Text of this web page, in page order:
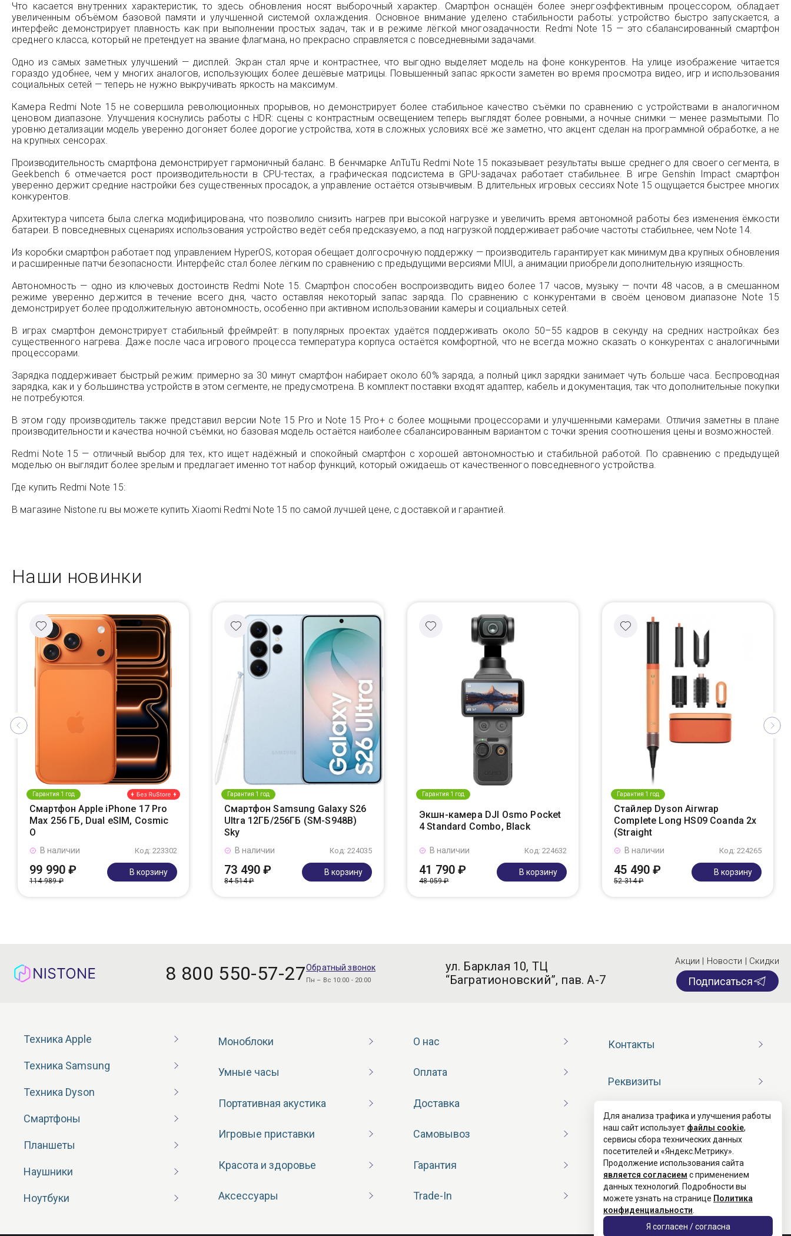
Что касается внутренних характеристик, то здесь обновления носят выборочный характер. Смартфон оснащён более энергоэффективным процессором, обладает
увеличенным объёмом базовой памяти и улучшенной системой охлаждения. Основное внимание уделено стабильности работы: устройство быстро запускается, а
интерфейс демонстрирует плавность как при выполнении простых задач, так и в режиме лёгкой многозадачности. Redmi Note 15 — это сбалансированный смартфон
среднего класса, который не претендует на звание флагмана, но прекрасно справляется с повседневными задачами.
Одно из самых заметных улучшений — дисплей. Экран стал ярче и контрастнее, что выгодно выделяет модель на фоне конкурентов. На улице изображение читается
гораздо удобнее, чем у многих аналогов, использующих более дешёвые матрицы. Повышенный запас яркости заметен во время просмотра видео, игр и использования
социальных сетей — теперь не нужно выкручивать яркость на максимум.
Камера Redmi Note 15 не совершила революционных прорывов, но демонстрирует более стабильное качество съёмки по сравнению с устройствами в аналогичном
ценовом диапазоне. Улучшения коснулись работы с HDR: сцены с контрастным освещением теперь выглядят более ровными, а ночные снимки — менее размытыми. По
уровню детализации модель уверенно догоняет более дорогие устройства, хотя в сложных условиях всё же заметно, что акцент сделан на программной обработке, а не
на крупных сенсорах.
Производительность смартфона демонстрирует гармоничный баланс. В бенчмарке AnTuTu Redmi Note 15 показывает результаты выше среднего для своего сегмента, в
Geekbench 6 отмечается рост производительности в CPU-тестах, а графическая подсистема в GPU-задачах работает стабильнее. В игре Genshin Impact смартфон
уверенно держит средние настройки без существенных просадок, а управление остаётся отзывчивым. В длительных игровых сессиях Note 15 ощущается быстрее многих
конкурентов.
Архитектура чипсета была слегка модифицирована, что позволило снизить нагрев при высокой нагрузке и увеличить время автономной работы без изменения ёмкости
батареи. В повседневных сценариях использования устройство ведёт себя предсказуемо, а под нагрузкой поддерживает рабочие частоты стабильнее, чем Note 14.
Из коробки смартфон работает под управлением HyperOS, которая обещает долгосрочную поддержку — производитель гарантирует как минимум два крупных обновления
и расширенные патчи безопасности. Интерфейс стал более лёгким по сравнению с предыдущими версиями MIUI, а анимации приобрели дополнительную изящность.
Автономность — одно из ключевых достоинств Redmi Note 15. Смартфон способен воспроизводить видео более 17 часов, музыку — почти 48 часов, а в смешанном
режиме уверенно держится в течение всего дня, часто оставляя некоторый запас заряда. По сравнению с конкурентами в своём ценовом диапазоне Note 15
демонстрирует более продолжительную автономность, особенно при активном использовании камеры и социальных сетей.
В играх смартфон демонстрирует стабильный фреймрейт: в популярных проектах удаётся поддерживать около 50–55 кадров в секунду на средних настройках без
существенного нагрева. Даже после часа игрового процесса температура корпуса остаётся комфортной, что не всегда можно сказать о конкурентах с аналогичными
процессорами.
Зарядка поддерживает быстрый режим: примерно за 30 минут смартфон набирает около 60% заряда, а полный цикл зарядки занимает чуть больше часа. Беспроводная
зарядка, как и у большинства устройств в этом сегменте, не предусмотрена. В комплект поставки входят адаптер, кабель и документация, так что дополнительные покупки
не потребуются.
В этом году производитель также представил версии Note 15 Pro и Note 15 Pro+ с более мощными процессорами и улучшенными камерами. Отличия заметны в плане
производительности и качества ночной съёмки, но базовая модель остаётся наиболее сбалансированным вариантом с точки зрения соотношения цены и возможностей.
Redmi Note 15 — отличный выбор для тех, кто ищет надёжный и спокойный смартфон с хорошей автономностью и стабильной работой. По сравнению с предыдущей
моделью он выглядит более зрелым и предлагает именно тот набор функций, который ожидаешь от качественного повседневного устройства.
Где купить Redmi Note 15:
В магазине Nistone.ru вы можете купить Xiaomi Redmi Note 15 по самой лучшей цене, с доставкой и гарантией.
Наши новинки
Гарантия 1 год
Смартфон Apple iPhone 17 Pro
Max 256 ГБ, Dual eSIM, Cosmic
O
Код: 223302
В наличии
99 990 ₽
114 989 ₽
В корзину
Гарантия 1 год
Смартфон Samsung Galaxy S26
Ultra 12ГБ/256ГБ (SM-S948B)
Sky
Код: 224035
В наличии
73 490 ₽
84 514 ₽
В корзину
Гарантия 1 год
Экшн-камера DJI Osmo Pocket
4 Standard Combo, Black
Код: 224632
В наличии
41 790 ₽
48 059 ₽
В корзину
Гарантия 1 год
Стайлер Dyson Airwrap
Complete Long HS09 Coanda 2x
(Straight
Код: 224265
В наличии
45 490 ₽
52 314 ₽
В корзину
8 800 550-57-27Обратный звонок
Пн – Вс 10:00 - 20:00
ул. Барклая 10, ТЦ
“Багратионовский”, пав. А-7
Акции | Новости | Скидки
Подписаться
Техника Apple
Техника Samsung
Техника Dyson
Смартфоны
Планшеты
Наушники
Ноутбуки
Моноблоки
Умные часы
Портативная акустика
Игровые приставки
Красота и здоровье
Аксессуары
О нас
Оплата
Доставка
Самовывоз
Гарантия
Trade-In
Контакты
Реквизиты
Договор оферты
Согласие на обработку ПД
Политика конфиденциальности
Для анализа трафика и улучшения работы
наш сайт использует файлы cookie,
сервисы сбора технических данных
посетителей и «Яндекс.Метрику».
Продолжение использования сайта
является согласием с применением
данных технологий. Подробности вы
можете узнать на странице Политика
конфиденциальности
Я согласен / согласна